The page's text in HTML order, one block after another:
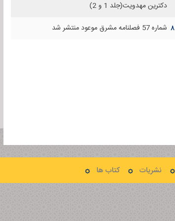
دكترين مهدويت(جلد 1 و 2)
۸ شماره 57 فصلنامه مشرق موعود منتشر شد
نشریات کتاب ها